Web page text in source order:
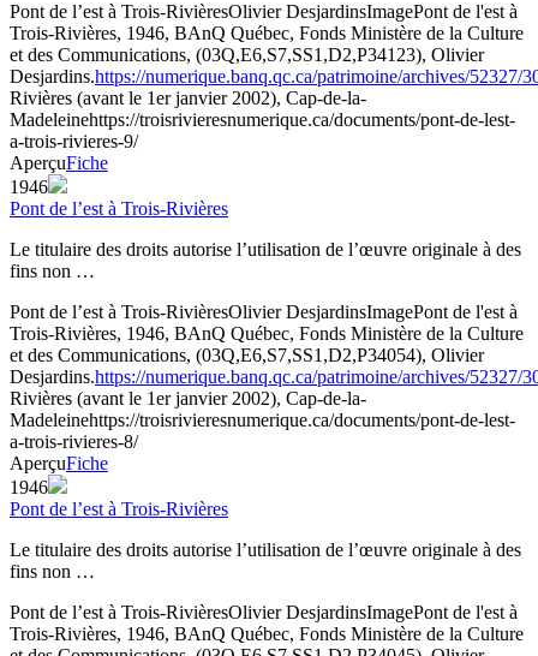
Pont de l’est à Trois-RivièresOlivier DesjardinsImagePont de l'est à
Trois-Rivières, 1946, BAnQ Québec, Fonds Ministère de la Culture
et des Communications, (03Q,E6,S7,SS1,D2,P34123), Olivier
Desjardins.https://numerique.banq.qc.ca/patrimoine/archives/52327/
Rivières (avant le 1er janvier 2002), Cap-de-la-
Madeleinehttps://troisrivieresnumerique.ca/documents/pont-de-lest-
a-trois-rivieres-9/
AperçuFiche
1946
Pont de l’est à Trois-Rivières
Le titulaire des droits autorise l’utilisation de l’œuvre originale à des
fins non …
Pont de l’est à Trois-RivièresOlivier DesjardinsImagePont de l'est à
Trois-Rivières, 1946, BAnQ Québec, Fonds Ministère de la Culture
et des Communications, (03Q,E6,S7,SS1,D2,P34054), Olivier
Desjardins.https://numerique.banq.qc.ca/patrimoine/archives/52327/
Rivières (avant le 1er janvier 2002), Cap-de-la-
Madeleinehttps://troisrivieresnumerique.ca/documents/pont-de-lest-
a-trois-rivieres-8/
AperçuFiche
1946
Pont de l’est à Trois-Rivières
Le titulaire des droits autorise l’utilisation de l’œuvre originale à des
fins non …
Pont de l’est à Trois-RivièresOlivier DesjardinsImagePont de l'est à
Trois-Rivières, 1946, BAnQ Québec, Fonds Ministère de la Culture